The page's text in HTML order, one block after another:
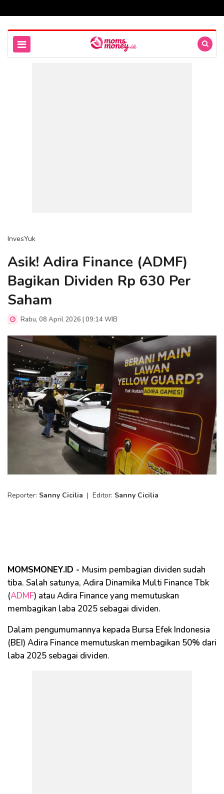
InvesYuk
Asik! Adira Finance (ADMF)
Bagikan Dividen Rp 630 Per
Saham
Rabu, 08 April 2026 | 09:14 WIB
Reporter: Sanny Cicilia | Editor: Sanny Cicilia
MOMSMONEY.ID - Musim pembagian dividen sudah
tiba. Salah satunya, Adira Dinamika Multi Finance Tbk
(ADMF) atau Adira Finance yang memutuskan
membagikan laba 2025 sebagai dividen.
Dalam pengumumannya kepada Bursa Efek Indonesia
(BEI) Adira Finance memutuskan membagikan 50% dari
laba 2025 sebagai dividen.